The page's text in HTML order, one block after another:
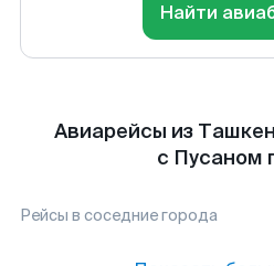
Найти
Авиарейсы из
с Пусаном
Рейсы в соседние города